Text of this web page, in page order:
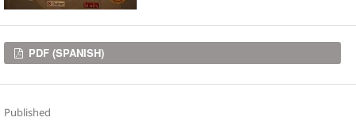
Downloads
PDF (SPANISH)
Published